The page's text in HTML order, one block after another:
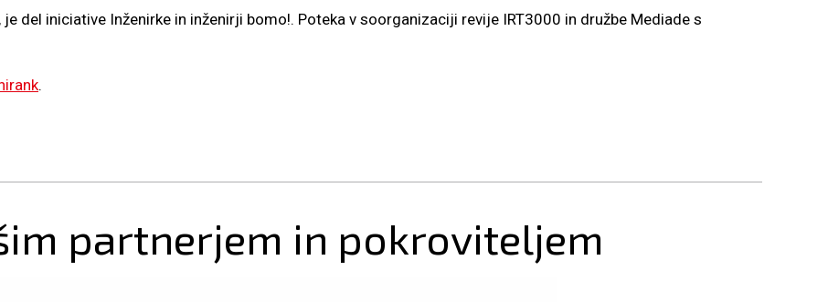
del iniciative Inženirke in inženirji bomo!. Poteka v soorganizaciji revije IRT3000 in družbe Mediade s
.
partnerjem in pokroviteljem